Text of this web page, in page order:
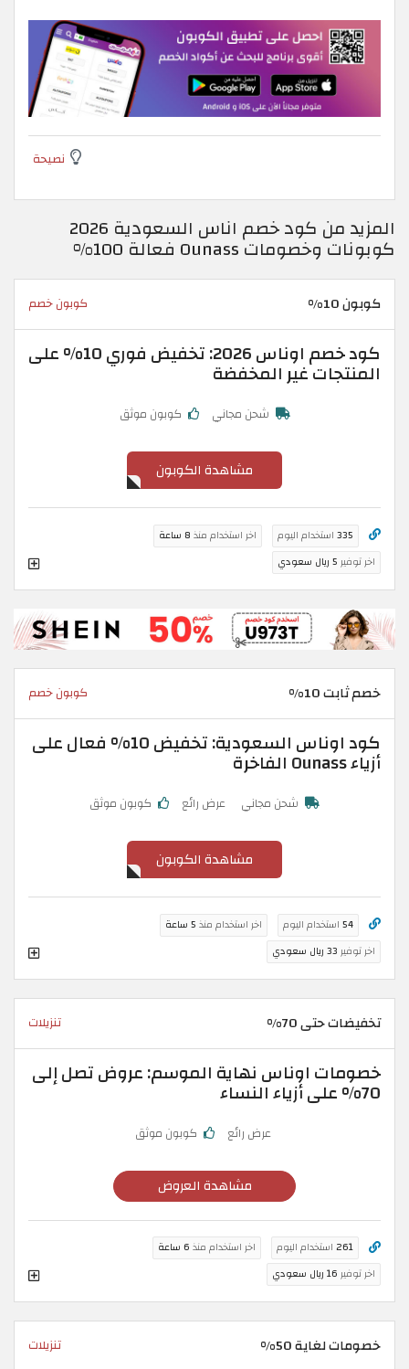
نصيحة
المزيد من كود خصم اناس السعودية 2026
كوبونات وخصومات Ounass فعالة 100%
كوبون 10% كوبون خصم
كود خصم اوناس 2026: تخفيض فوري 10% على
المنتجات غير المخفضة
شحن مجاني كوبون موثق
مشاهدة الكوبون
335 استخدام اليوم اخر استخدام منذ 8 ساعة
اخر توفير 5 ريال سعودي
خصم ثابت 10% كوبون خصم
كود اوناس السعودية: تخفيض 10% فعال على
أزياء Ounass الفاخرة
شحن مجاني عرض رائع كوبون موثق
مشاهدة الكوبون
54 استخدام اليوم اخر استخدام منذ 5 ساعة
اخر توفير 33 ريال سعودي
تخفيضات حتى 70% تنزيلات
خصومات اوناس نهاية الموسم: عروض تصل إلى
70% على أزياء النساء
عرض رائع كوبون موثق
مشاهدة العروض
261 استخدام اليوم اخر استخدام منذ 6 ساعة
اخر توفير 16 ريال سعودي
خصومات لغاية 50% تنزيلات